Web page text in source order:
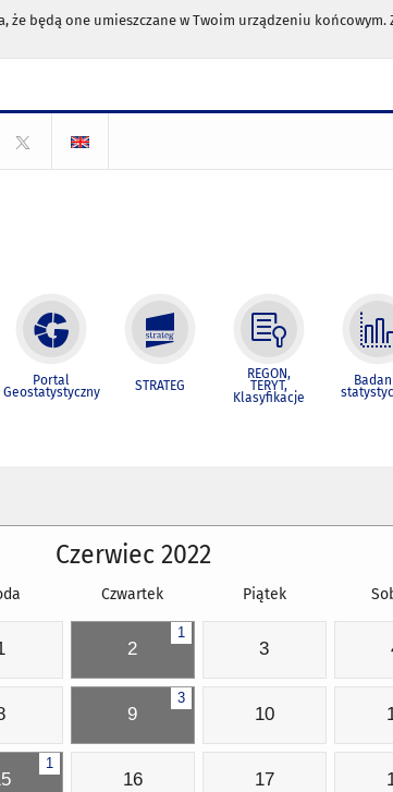
będą one umieszczane w Twoim urządzeniu końcowym.
Portal
Geostatystyczny STRATEG
REGON,
TERYT,
Klasyfikacje
Czerwiec 2022
Czwartek Piątek
1
2 3
3
9 10
1
16 17